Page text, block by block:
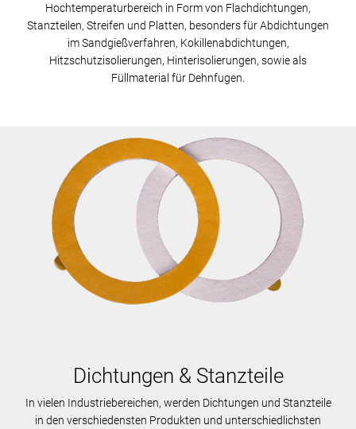
Hochtemperaturbereich in Form von Flachdichtungen,
Stanzteilen, Streifen und Platten, besonders für Abdichtungen
im Sandgießverfahren, Kokillenabdichtungen,
Hitzschutzisolierungen, Hinterisolierungen, sowie als
Füllmaterial für Dehnfugen.
Dichtungen & Stanzteile
In vielen Industriebereichen, werden Dichtungen und Stanzteile
in den verschiedensten Produkten und unterschiedlichsten